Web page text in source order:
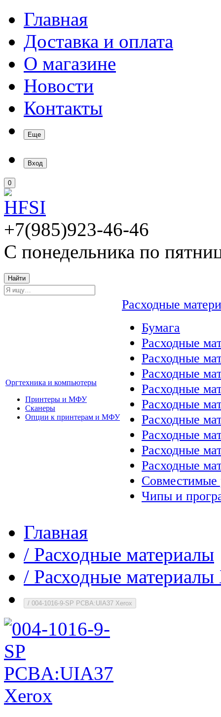
Главная
Доставка и оплата
О магазине
Новости
Контакты
Еще
Вход
0
+7(985)923-46-46
С понедельника по
Найти
Оргтехника и компьютеры
Принтеры и МФУ
Сканеры
Опции к принтерам и МФУ
Расходные
Бумага
Расходные
Расходные
Расходные
Расходные
Расходные
Расходные
Расходные
Расходные
Расходные
Совместимые
Чипы и
Главная
/ Расходные материалы
/ Расходные
/ 004-1016-9-SP PCBA:UIA37 Xerox